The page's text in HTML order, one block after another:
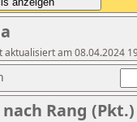
aktualisiert am 08.04.2024
Rang (Pkt.)